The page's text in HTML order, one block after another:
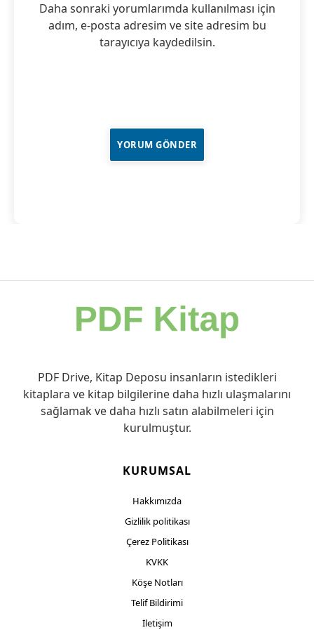
Daha sonraki yorumlarımda kullanılması için
adım, e-posta adresim ve site adresim bu
tarayıcıya kaydedilsin.
PDF Drive, Kitap Deposu insanların istedikleri
kitaplara ve kitap bilgilerine daha hızlı ulaşmalarını
sağlamak ve daha hızlı satın alabilmeleri için
kurulmuştur.
KURUMSAL
Hakkımızda
Gizlilik politikası
Çerez Politikası
KVKK
Köşe Notları
Telif Bildirimi
İletişim